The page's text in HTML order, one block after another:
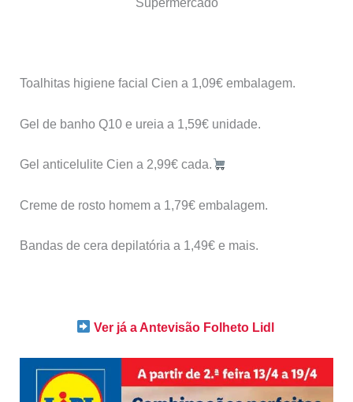
Supermercado
Toalhitas higiene facial Cien a 1,09€ embalagem.
Gel de banho Q10 e ureia a 1,59€ unidade.
Gel anticelulite Cien a 2,99€ cada.
Creme de rosto homem a 1,79€ embalagem.
Bandas de cera depilatória a 1,49€ e mais.
Ver já a Antevisão Folheto Lidl